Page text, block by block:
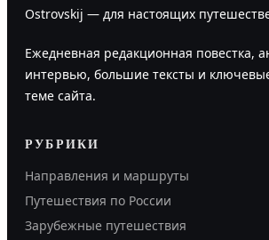
Ostrovskij — для настоящих
Ежедневная редакционная повестка,
интервью, большие тексты и
теме сайта.
РУБРИКИ
Направления и маршруты
Путешествия по России
Зарубежные путешествия